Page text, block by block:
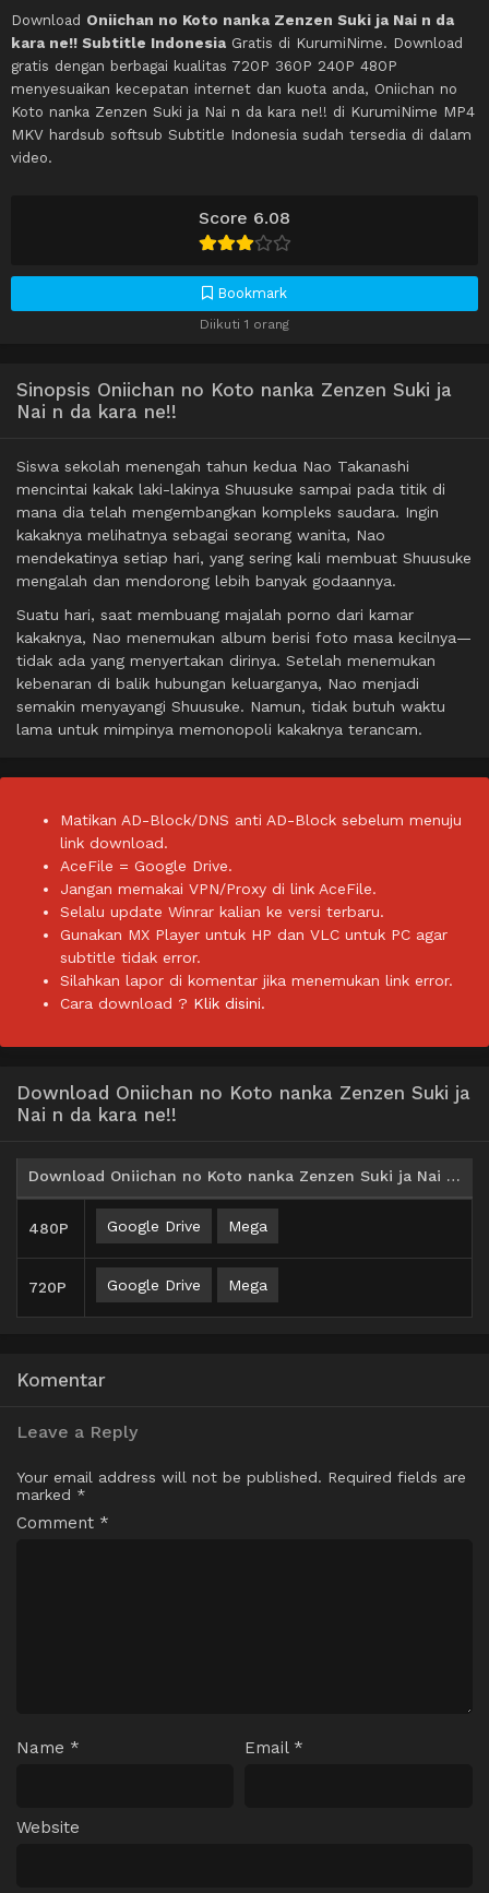
Score 6.08
Bookmark
Diikuti 1 orang
Download Oniichan no Koto nanka Zenzen Suki ja Nai n da
kara ne!! Subtitle Indonesia Gratis di KurumiNime. Download
gratis dengan berbagai kualitas 720P 360P 240P 480P
menyesuaikan kecepatan internet dan kuota anda, Oniichan no
Koto nanka Zenzen Suki ja Nai n da kara ne!! di KurumiNime MP4
MKV hardsub softsub Subtitle Indonesia sudah tersedia di dalam
video.
Sinopsis Oniichan no Koto nanka Zenzen Suki ja
Nai n da kara ne!!
Siswa sekolah menengah tahun kedua Nao Takanashi
mencintai kakak laki-lakinya Shuusuke sampai pada titik di
mana dia telah mengembangkan kompleks saudara. Ingin
kakaknya melihatnya sebagai seorang wanita, Nao
mendekatinya setiap hari, yang sering kali membuat Shuusuke
mengalah dan mendorong lebih banyak godaannya.
Suatu hari, saat membuang majalah porno dari kamar
kakaknya, Nao menemukan album berisi foto masa kecilnya—
tidak ada yang menyertakan dirinya. Setelah menemukan
kebenaran di balik hubungan keluarganya, Nao menjadi
semakin menyayangi Shuusuke. Namun, tidak butuh waktu
lama untuk mimpinya memonopoli kakaknya terancam.
Matikan AD-Block/DNS anti AD-Block sebelum menuju
link download.
AceFile = Google Drive.
Jangan memakai VPN/Proxy di link AceFile.
Selalu update Winrar kalian ke versi terbaru.
Gunakan MX Player untuk HP dan VLC untuk PC agar
subtitle tidak error.
Silahkan lapor di komentar jika menemukan link error.
Cara download ? Klik disini.
Download Oniichan no Koto nanka Zenzen Suki ja
Nai n da kara ne!!
Download Oniichan no Koto nanka Zenzen Suki ja Nai n da kara ne!! BD Batch Subtitle Indonesia
480P Google Drive Mega
720P Google Drive Mega
Komentar
Leave a Reply
Your email address will not be published. Required fields are
marked *
Comment *
Name * Email *
Website